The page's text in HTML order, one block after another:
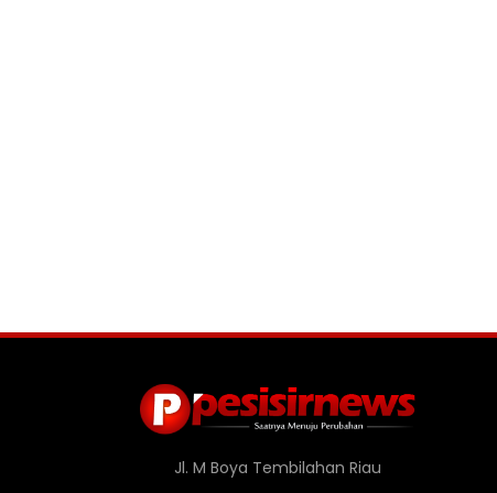
Jl. M Boya Tembilahan Riau